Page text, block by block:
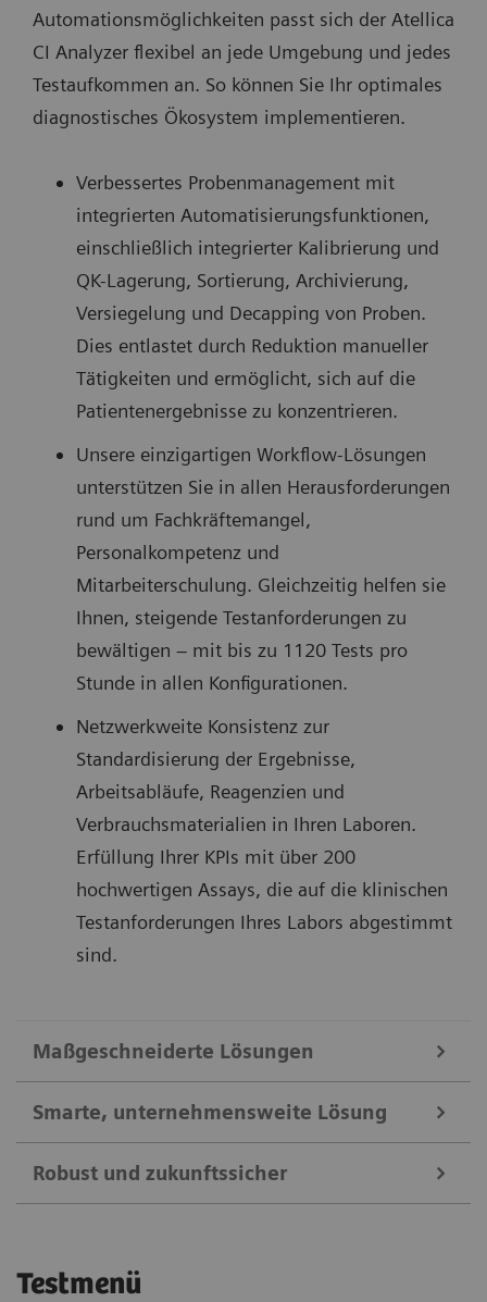
Automationsmöglichkeiten passt sich der Atellica
CI Analyzer flexibel an jede Umgebung und jedes
Testaufkommen an. So können Sie Ihr optimales
diagnostisches Ökosystem implementieren.
Verbessertes Probenmanagement mit
integrierten Automatisierungsfunktionen,
einschließlich integrierter Kalibrierung und
QK-Lagerung, Sortierung, Archivierung,
Versiegelung und Decapping von Proben.
Dies entlastet durch Reduktion manueller
Tätigkeiten und ermöglicht, sich auf die
Patientenergebnisse zu konzentrieren.
Unsere einzigartigen Workflow-Lösungen
unterstützen Sie in allen Herausforderungen
rund um Fachkräftemangel,
Personalkompetenz und
Mitarbeiterschulung. Gleichzeitig helfen sie
Ihnen, steigende Testanforderungen zu
bewältigen – mit bis zu 1120 Tests pro
Stunde in allen Konfigurationen.
Netzwerkweite Konsistenz zur
Standardisierung der Ergebnisse,
Arbeitsabläufe, Reagenzien und
Verbrauchsmaterialien in Ihren Laboren.
Erfüllung Ihrer KPIs mit über 200
hochwertigen Assays, die auf die klinischen
Testanforderungen Ihres Labors abgestimmt
sind.
Maßgeschneiderte Lösungen
Erfolgsgeschichte fort. Jeder einzelne Chip, jeder
Smarte, unternehmensweite Lösung
leistungsstarke Analytik beim Atellica CI entlastet
Robust und zukunftssicher
– ohne Unterbrechung des laufenden Betriebs
Testmenü